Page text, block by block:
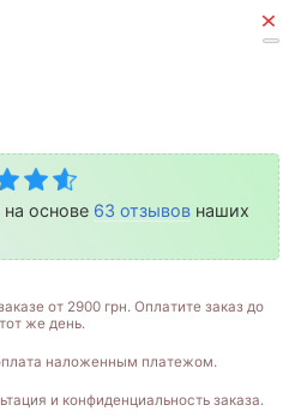
основе 63 отзывов наших
от 2900 грн. Оплатите заказ до
же день.
наложенным платежом.
и конфиденциальность заказа.